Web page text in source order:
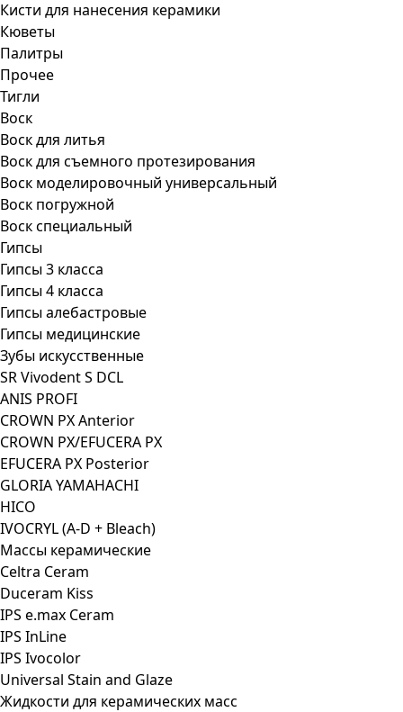
Кисти для нанесения керамики
Кюветы
Палитры
Прочее
Тигли
Воск
Воск для литья
Воск для съемного протезирования
Воск моделировочный универсальный
Воск погружной
Воск специальный
Гипсы
Гипсы 3 класса
Гипсы 4 класса
Гипсы алебастровые
Гипсы медицинские
Зубы искусственные
SR Vivodent S DCL
ANIS PROFI
CROWN PX Anterior
CROWN PX/EFUCERA PX
EFUCERA PX Posterior
GLORIA YAMAHACHI
HICO
IVOCRYL (A-D + Bleach)
Массы керамические
Celtra Ceram
Duceram Kiss
IPS e.max Ceram
IPS InLine
IPS Ivocolor
Universal Stain and Glaze
Жидкости для керамических масс